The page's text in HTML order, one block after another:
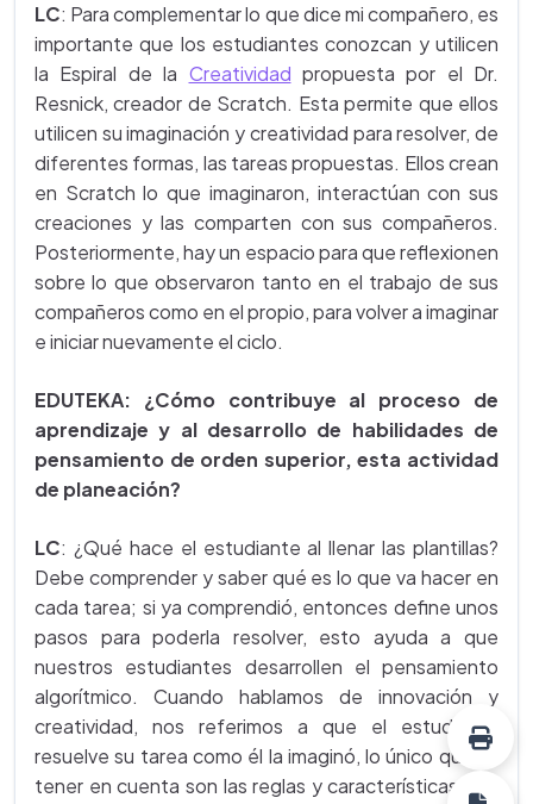
LC: Para complementar lo que dice mi compañero, es
importante que los estudiantes conozcan y utilicen
la Espiral de la Creatividad propuesta por el Dr.
Resnick, creador de Scratch. Esta permite que ellos
utilicen su imaginación y creatividad para resolver, de
diferentes formas, las tareas propuestas. Ellos crean
en Scratch lo que imaginaron, interactúan con sus
creaciones y las comparten con sus compañeros.
Posteriormente, hay un espacio para que reflexionen
sobre lo que observaron tanto en el trabajo de sus
compañeros como en el propio, para volver a imaginar
e iniciar nuevamente el ciclo.
EDUTEKA: ¿Cómo contribuye al proceso de
aprendizaje y al desarrollo de habilidades de
pensamiento de orden superior, esta actividad
de planeación?
LC: ¿Qué hace el estudiante al llenar las plantillas?
Debe comprender y saber qué es lo que va hacer en
cada tarea; si ya comprendió, entonces define unos
pasos para poderla resolver, esto ayuda a que
nuestros estudiantes desarrollen el pensamiento
algorítmico. Cuando hablamos de innovación y
creatividad, nos referimos a que el estudiante
resuelve su tarea como él la imaginó, lo único que va
tener en cuenta son las reglas y características que